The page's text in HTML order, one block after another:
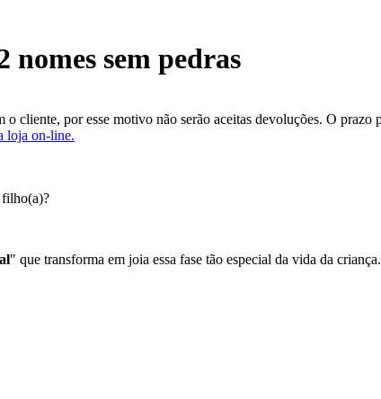
sem pedras
o cliente, por esse motivo não serão aceitas devoluções. O
loja on-line.
filho(a)?
" que transforma em joia essa fase tão especial da vida da